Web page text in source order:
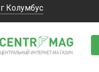
г Колумбус
ЦЕНТРАЛЬНЫЙ ИНТЕРНЕТ-МА ГАЗИН